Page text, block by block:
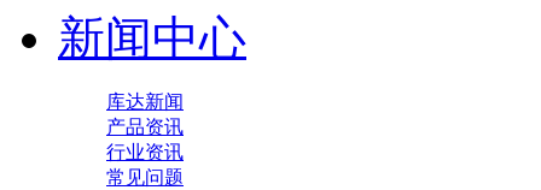
新闻中心
库达新闻
产品资讯
行业资讯
常见问题